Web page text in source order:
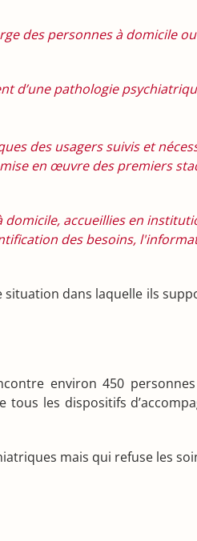
des personnes à domicile
d’une pathologie
des usagers suivis et
en œuvre des premiers
accueillies en
des besoins,
dans laquelle ils
environ 450
les dispositifs
mais qui refuse les